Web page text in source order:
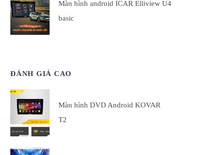
Màn hình android ICAR Elliview U4
basic
ĐÁNH GIÁ CAO
Màn hình DVD Android KOVAR
T2